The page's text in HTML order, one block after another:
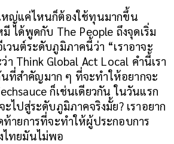
หญ่แค่ไหนก็ต้องใช้ทุนมากขึ้น
ได้พูดกับ The People ถึงจุดเริ่ม
วนต์ระดับภูมิภาคนี้ว่า “เราอาจะ
า Think Global Act Local คำนี้เรา
ที่สำคัญมาก ๆ ที่จะทำให้อยากจะ
ก็เช่นเดียวกัน ในวันแรก
ะไปสู่ระดับภูมิภาคจริงมั้ย? เราอยาก
ท้ายการที่จะทำให้ผู้ประกอบการ
ไทยมันไม่พอ